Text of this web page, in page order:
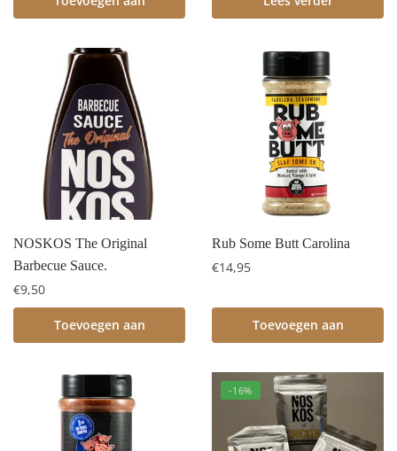
NOSKOS The Original
Barbecue Sauce.
€9,50
Toevoegen aan
Rub Some Butt Carolina
€14,95
Toevoegen aan
-16%